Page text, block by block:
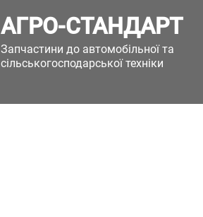
АГРО-СТАНДАРТ
Запчастини до автомобільної та
сільськогосподарської техніки